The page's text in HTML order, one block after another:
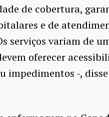
de cobertura,
e de
serviços variam de
oferecer
impedimentos -,